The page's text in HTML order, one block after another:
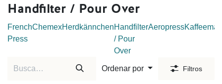
Handfilter / Pour Over
French
Press
ChemexHerdkännchenHandfilter
/ Pour
Over
Aeropress
Ordenar por Filtros